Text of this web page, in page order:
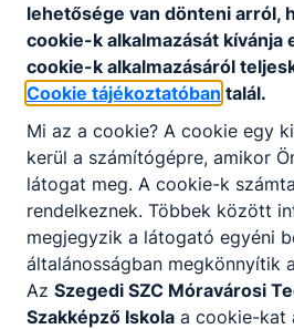
2012. április 9-29.
technikus
3 hetes
2012-2013
Kőből,
házat…,
várat.
lehetősége van dönteni arról,
cookie-k alkalmazását kívánja
cookie-k alkalmazásáról
Cookie tájékoztatóban talál.
Mi az a cookie? A cookie egy
kerül a számítógépre, amikor
látogat meg. A cookie-k
rendelkeznek. Többek között
megjegyzik a látogató egyéni
általánosságban megkönnyítik
Az Szegedi SZC Móravárosi
Szakképző Iskola a cookie-kat